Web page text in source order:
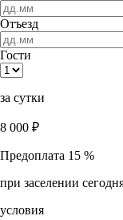
Отъезд
Гости
за сутки
8 000 ₽
Предоплата 15 %
при заселении
условия